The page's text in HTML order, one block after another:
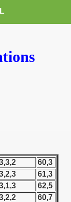
60,3
61,3
62,5
60,7